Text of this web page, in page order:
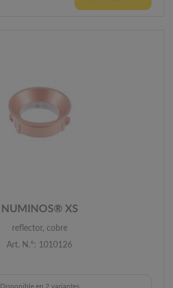
NUMINOS® XS
reflector, cobre
Art. N.º: 1010126
Disponible en 2 variantes